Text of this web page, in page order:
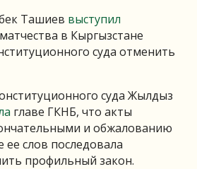
Ташиев выступил
в Кыргызстане
суда отменить
суда Жылдыз
главе ГКНБ, что акты
и обжалованию
ее слов последовала
профильный закон.